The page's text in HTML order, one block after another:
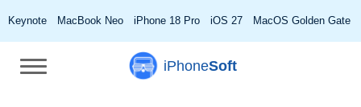
Keynote MacBook Neo iPhone 18 Pro iOS 27 MacOS Golden Gate
iPhoneSoft